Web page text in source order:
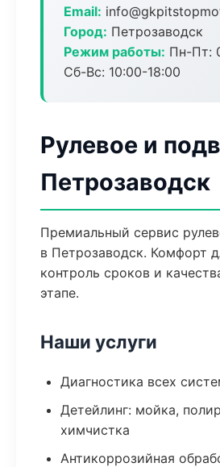
Email:
Город: Петрозаводск
Режим работы: Пн-Пт:
Сб-Вс: 10:00-18:00
Рулевое и
Петрозаводск
Премиальный сервис
в Петрозаводск. Комфорт
контроль сроков и
этапе.
Наши услуги
Диагностика всех
Детейлинг: мойка,
химчистка
Антикоррозийная